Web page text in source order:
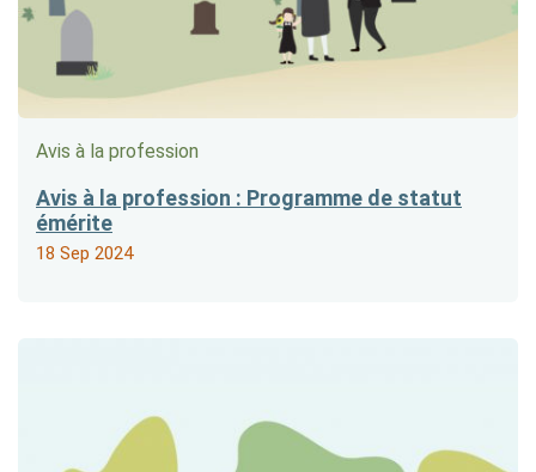
Avis à la profession
Avis à la profession : Programme de statut
émérite
18 Sep 2024